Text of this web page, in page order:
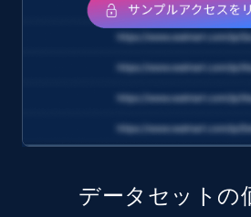
eCommerce
175+
URL, Title amazon, Seller name
amazon, Description amazon,
データセットの